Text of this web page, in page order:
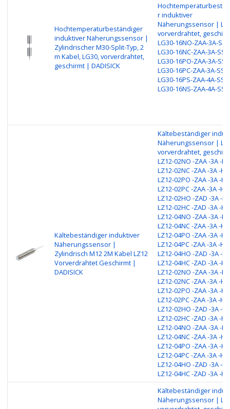
Hochtemperaturbeständiger
induktiver Näherungssensor |
Zylindrischer M30-Split-Typ, 2
m Kabel, LG30, vorverdrahtet,
geschirmt | DADISICK
r induktiver
Näherungssensor |
vorverdrahtet,
LG30-16NO-ZAA-3A-
LG30-16NC-ZAA-3A-
LG30-16PO-ZAA-3A-
LG30-16PC-ZAA-3A-
LG30-16PS-ZAA-4A-
LG30-16NS-ZAA-4A-
Kältebeständiger induktiver
Näherungssensor |
Zylindrisch M12 2M Kabel LZ12
Vorverdrahtet Geschirmt |
DADISICK
Kältebeständiger
Näherungssensor |
vorverdrahtet,
LZ12-02NO -ZAA -3A -
LZ12-02NC -ZAA -3A -
LZ12-02PO -ZAA -3A -
LZ12-02PC -ZAA -3A -
LZ12-02HO -ZAD -3A -
LZ12-02HC -ZAD -3A -
LZ12-04NO -ZAA -3A -
LZ12-04NC -ZAA -3A -
LZ12-04PO -ZAA -3A -
LZ12-04PC -ZAA -3A -
LZ12-04HO -ZAD -3A -
LZ12-04HC -ZAD -3A -
LZ12-02NO -ZAA -3A -
LZ12-02NC -ZAA -3A -
LZ12-02PO -ZAA -3A -
LZ12-02PC -ZAA -3A -
LZ12-02HO -ZAD -3A -
LZ12-02HC -ZAD -3A -
LZ12-04NO -ZAA -3A -
LZ12-04NC -ZAA -3A -
LZ12-04PO -ZAA -3A -
LZ12-04PC -ZAA -3A -
LZ12-04HO -ZAD -3A -
LZ12-04HC -ZAD -3A -
Kältebeständiger
Näherungssensor |